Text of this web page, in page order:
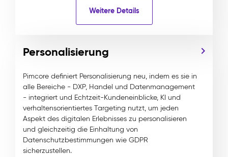
Weitere Details
Personalisierung
Pimcore definiert Personalisierung neu, indem es sie in
alle Bereiche - DXP, Handel und Datenmanagement
- integriert und Echtzeit-Kundeneinblicke, KI und
verhaltensorientiertes Targeting nutzt, um jeden
Aspekt des digitalen Erlebnisses zu personalisieren
und gleichzeitig die Einhaltung von
Datenschutzbestimmungen wie GDPR
sicherzustellen.